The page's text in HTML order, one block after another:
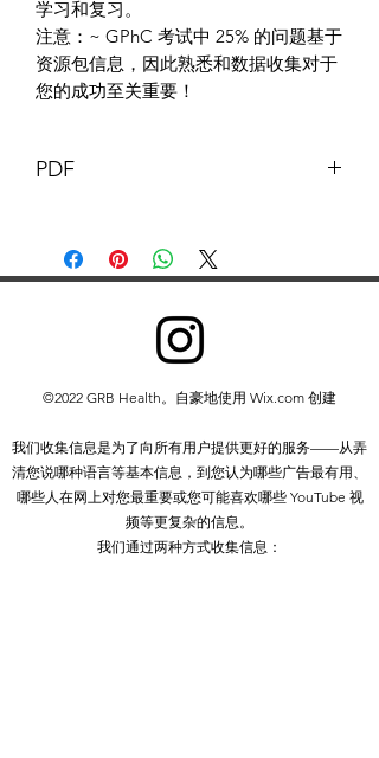
学习和复习。
注意：~ GPhC 考试中 25% 的问题基于
资源包信息，因此熟悉和数据收集对于
您的成功至关重要！
PDF
GB Pharmacy 2019 所有。保留所有权
利。
发或复制部分或全部内容：
您可以打印或下载到本地硬盘摘录，
您可以将内容复制给个人第三方供其
资料来源
除非获得我们的书面许可，否则您不得
分发或商业利用内容。您也不得传输或
将其存储在任何其他网站或其他形式的
电子检索系统中。
©2022 GRB Health。自豪地使用 Wix.com 创建
我们收集信息是为了向所有用户提供更好的服务——从弄
清您说哪种语言等基本信息，到您认为哪些广告最有用、
哪些人在网上对您最重要或您可能喜欢哪些 YouTube 视
频等更复杂的信息。
我们通过两种方式收集信息：